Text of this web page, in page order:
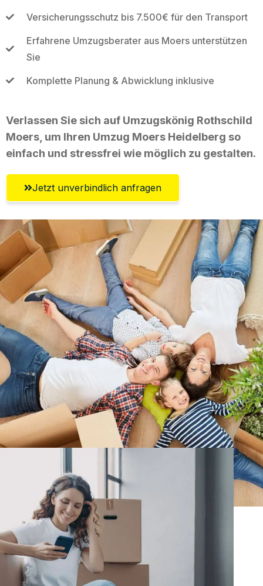
Versicherungsschutz bis 7.500€ für den Transport
Erfahrene Umzugsberater aus Moers unterstützen
Sie
Komplette Planung & Abwicklung inklusive
Verlassen Sie sich auf Umzugskönig Rothschild
Moers, um Ihren Umzug Moers Heidelberg so
einfach und stressfrei wie möglich zu gestalten.
Jetzt unverbindlich anfragen